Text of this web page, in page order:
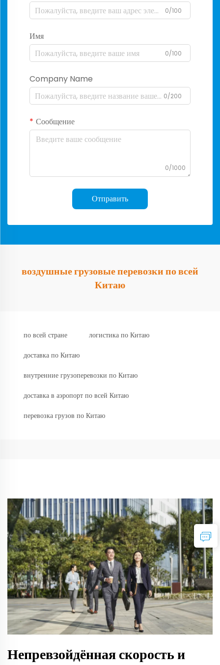
0/100
Имя
0/100
Company Name
0/200
Сообщение
0/1000
Отправить
воздушные грузовые перевозки по всей
Китаю
по всей стране логистика по Китаю
доставка по Китаю
внутренние грузоперевозки по Китаю
доставка в аэропорт по всей Китаю
перевозка грузов по Китаю
Непревзойдённая скорость и